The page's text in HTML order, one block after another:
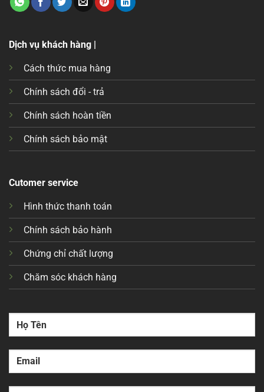
Dịch vụ khách hàng |
Cách thức mua hàng
Chính sách đổi - trả
Chính sách hoàn tiền
Chính sách bảo mật
Cutomer service
Hình thức thanh toán
Chính sách bảo hành
Chứng chỉ chất lượng
Chăm sóc khách hàng